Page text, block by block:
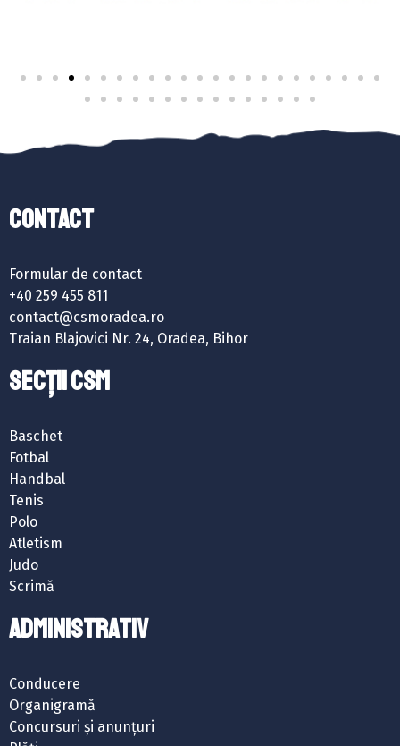
Contact
Formular de contact
+40 259 455 811
contact@csmoradea.ro
Traian Blajovici Nr. 24, Oradea, Bihor
SECȚII CSM
Baschet
Fotbal
Handbal
Tenis
Polo
Atletism
Judo
Scrimă
ADMINISTRATIV
Conducere
Organigramă
Concursuri și anunțuri